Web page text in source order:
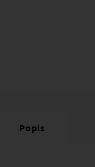
Popis